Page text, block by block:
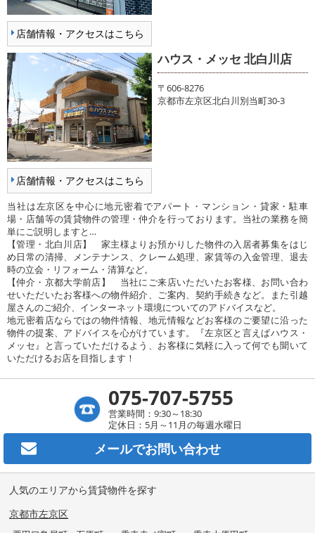
店舗情報・アクセスはこちら
店舗情報・アクセスはこちら
ハウス・メッセ 北白川店
〒606-8276
京都市左京区北白川別当町30-3
当社は左京区を中心に地元密着でアパート・マンション・貸家・駐車
場・店舗等の賃貸物件の管理・仲介を行っております。当社の業務を簡
単にご説明しますと…
【管理・北白川店】 家主様よりお預かりした物件の入居者募集をはじ
め日常の清掃、メンテナンス、クレーム処理、家賃等の入金管理、退去
時の立会・リフォーム・清算など。
【仲介・京都大学前店】 当社にご来店いただいたお客様、お問い合わ
せいただいたお客様への物件紹介、ご案内、契約手続きなど。また引越
屋さんのご紹介、インターネット環境についてのアドバイスなど。
地元密着店ならではの物件情報、地元情報などお客様のご要望に沿った
物件の提案、アドバイスを心がけています。『左京区と言えばハウス・
メッセ』と言っていただけるよう、お客様に気軽に入って何でも聞いて
いただけるお店を目指します！
075-707-5755
営業時間：9:30～18:30
定休日：5月～11月の毎週水曜日
メールでお問い合わせ
人気のエリアから賃貸物件を探す
京都市左京区